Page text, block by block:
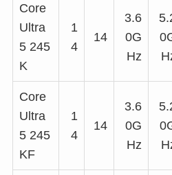
Core
Ultra
5 245
K
1
4
14
3.6
0G
Hz
Core
Ultra
5 245
KF
1
4
14
3.6
0G
Hz